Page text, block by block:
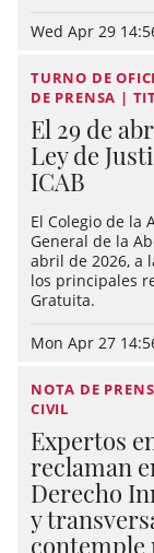
Wed Apr 29
TURNO DE
DE PRENSA |
El 29 de
Ley de
ICAB
El Colegio de la
General de la
abril de 2026, a
los principales
Gratuita.
Mon Apr 27
NOTA DE
CIVIL
Expertos
reclaman
Derecho
y
contemple